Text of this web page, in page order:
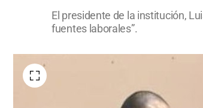
El presidente de la institución,
fuentes laborales”.